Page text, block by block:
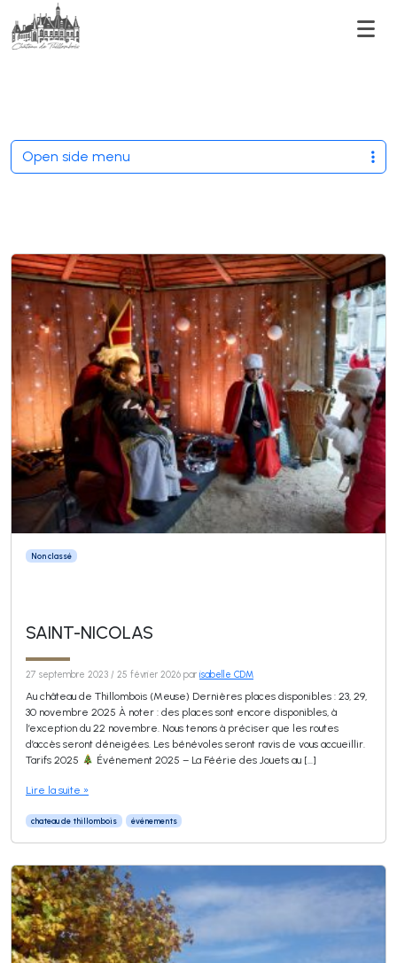
Non classé
SAINT-NICOLAS
27 septembre 2023 / 25 février 2026 par isabelle CDM
Au château de Thillombois (Meuse) Dernières places disponibles : 23, 29,
30 novembre 2025 À noter : des places sont encore disponibles, à
l’exception du 22 novembre. Nous tenons à préciser que les routes
d’accès seront déneigées. Les bénévoles seront ravis de vous accueillir.
Tarifs 2025
Événement 2025 – La Féérie des Jouets au […]
Lire la suite »
chateau de thillombois événements
Open side menu